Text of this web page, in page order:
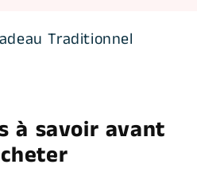
Traditionnel
à savoir avant